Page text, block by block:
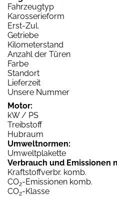
Fahrzeugtyp
Karosserieform
Erst-Zul.
Getriebe
Kilometerstand
Anzahl der Türen
Farbe
Standort
Lieferzeit
Unsere Nummer
Motor:
kW / PS
Treibstoff
Hubraum
Umweltnormen:
Umweltplakette
Verbrauch und Emissionen
Kraftstoffverbr. komb.
CO2-Emissionen komb.
CO2-Klasse